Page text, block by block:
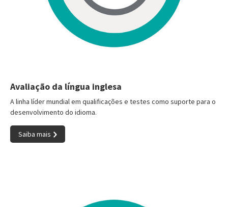
Avaliação da língua inglesa
A linha líder mundial em qualificações e testes como suporte para o
desenvolvimento do idioma.
Saiba mais